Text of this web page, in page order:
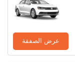
عرض الصفقة